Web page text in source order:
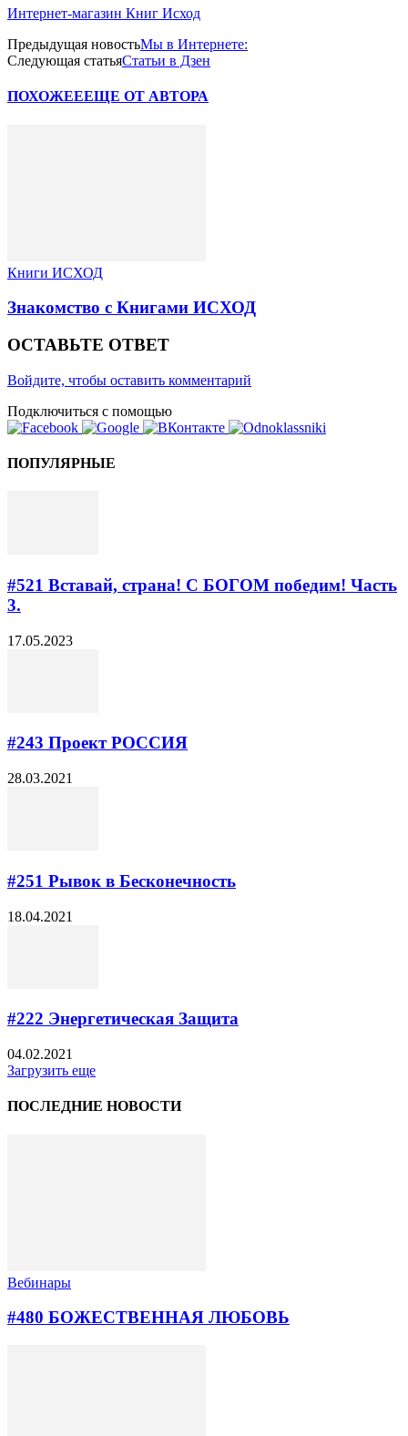
Интернет-магазин Книг Исход
Предыдущая новостьМы в Интернете:
Следующая статьяСтатьи в Дзен
ПОХОЖЕЕЕЩЕ ОТ АВТОРА
Книги ИСХОД
Знакомство с Книгами ИСХОД
ОСТАВЬТЕ ОТВЕТ
Войдите, чтобы оставить комментарий
Подключиться с помощью
ПОПУЛЯРНЫЕ
#521 Вставай, страна! С БОГОМ победим! Часть
3.
17.05.2023
#243​ Проект РОССИЯ
28.03.2021
#251​ Рывок в Бесконечность
18.04.2021
#222 Энергетическая Защита
04.02.2021
Загрузить еще
ПОСЛЕДНИЕ НОВОСТИ
Вебинары
#480 БОЖЕСТВЕННАЯ ЛЮБОВЬ